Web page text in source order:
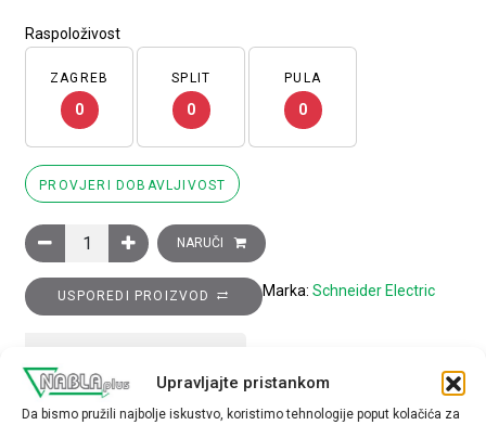
Upravljajte pristankom
Da bismo pružili najbolje iskustvo, koristimo tehnologije poput kolačića za
Raspoloživost
ZAGREB
0
SPLIT
0
PULA
0
PROVJERI DOBAVLJIVOST
Glava izborne preklopke promjera 22, 2 položaja, nepomična,
NARUČI
USPOREDI PROIZVOD Marka: Schneider Electric
Tip opreme